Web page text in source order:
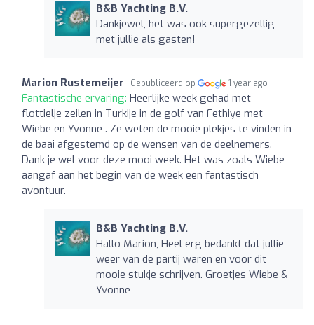
B&B Yachting B.V.
Dankjewel, het was ook supergezellig
met jullie als gasten!
Marion Rustemeijer Gepubliceerd op 1 year ago
Fantastische ervaring: Heerlijke week gehad met
flottielje zeilen in Turkije in de golf van Fethiye met
Wiebe en Yvonne . Ze weten de mooie plekjes te vinden in
de baai afgestemd op de wensen van de deelnemers.
Dank je wel voor deze mooi week. Het was zoals Wiebe
aangaf aan het begin van de week een fantastisch
avontuur.
B&B Yachting B.V.
Hallo Marion, Heel erg bedankt dat jullie
weer van de partij waren en voor dit
mooie stukje schrijven. Groetjes Wiebe &
Yvonne